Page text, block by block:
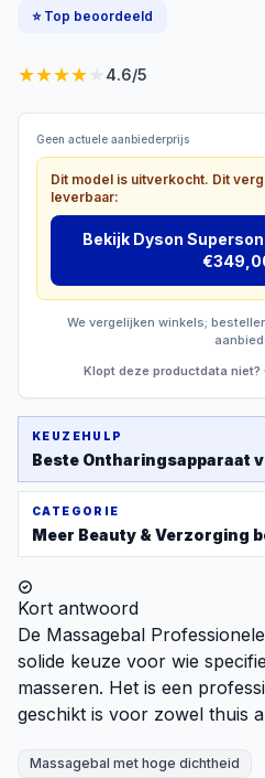
⭐ Top beoordeeld
★★★★ 4.6/5
Geen actuele aanbiederprijs
Dit model is uitverkocht. Dit
leverbaar:
Bekijk Dyson
We vergelijken winkels;
Klopt deze productdata
KEUZEHULP
Beste Ontharingsapparaat
CATEGORIE
Meer Beauty & Verzorging
Kort antwoord
De Massagebal
solide keuze voor wie
masseren. Het is een
geschikt is voor zowel thuis
Massagebal met hoge dichtheid